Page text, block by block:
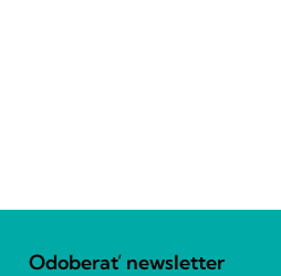
Odoberať newsletter